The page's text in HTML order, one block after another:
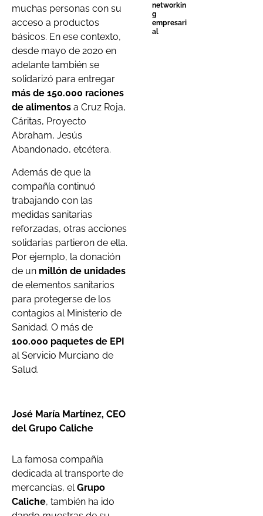
muchas personas con su
acceso a productos
básicos. En ese contexto,
desde mayo de 2020 en
adelante también se
solidarizó para entregar
más de 150.000 raciones
de alimentos a Cruz Roja,
Cáritas, Proyecto
Abraham, Jesús
Abandonado, etcétera.
Además de que la
compañía continuó
trabajando con las
medidas sanitarias
reforzadas, otras acciones
solidarias partieron de ella.
Por ejemplo, la donación
de un millón de unidades
de elementos sanitarios
para protegerse de los
contagios al Ministerio de
Sanidad. O más de
100.000 paquetes de EPI
al Servicio Murciano de
Salud.
José María Martínez, CEO
del Grupo Caliche
La famosa compañía
dedicada al transporte de
mercancías, elGrupo
Caliche, también ha ido
networkin
g
empresari
al